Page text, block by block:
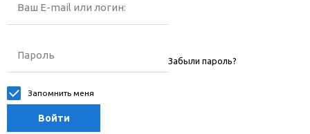
Ваш E-mail или логин:
Пароль Забыли пароль?
Запомнить меня
Войти